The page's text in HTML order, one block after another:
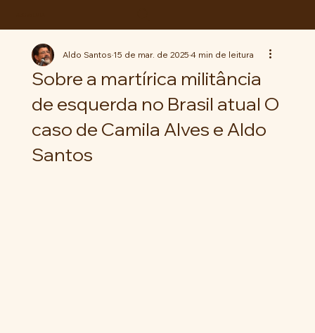
Sobre a martírica militância
de esquerda no Brasil atual O
caso de Camila Alves e Aldo
Santos
Aldo Santos15 de mar. de 20254 min de leitura